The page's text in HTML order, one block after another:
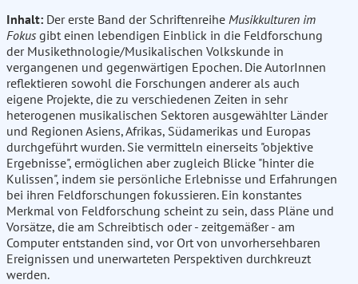
Inhalt: Der erste Band der Schriftenreihe Musikkulturen im
Fokus gibt einen lebendigen Einblick in die Feldforschung
der Musikethnologie/Musikalischen Volkskunde in
vergangenen und gegenwärtigen Epochen. Die AutorInnen
reflektieren sowohl die Forschungen anderer als auch
eigene Projekte, die zu verschiedenen Zeiten in sehr
heterogenen musikalischen Sektoren ausgewählter Länder
und Regionen Asiens, Afrikas, Südamerikas und Europas
durchgeführt wurden. Sie vermitteln einerseits "objektive
Ergebnisse", ermöglichen aber zugleich Blicke "hinter die
Kulissen", indem sie persönliche Erlebnisse und Erfahrungen
bei ihren Feldforschungen fokussieren. Ein konstantes
Merkmal von Feldforschung scheint zu sein, dass Pläne und
Vorsätze, die am Schreibtisch oder - zeitgemäßer - am
Computer entstanden sind, vor Ort von unvorhersehbaren
Ereignissen und unerwarteten Perspektiven durchkreuzt
werden.